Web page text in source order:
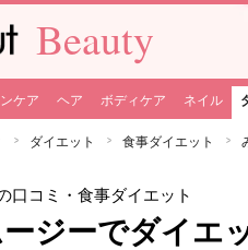
Beauty
ケア ヘア ボディケア ネイル
ダイエット 食事ダイエット
口コミ・食事ダイエット
ジーでダイエ